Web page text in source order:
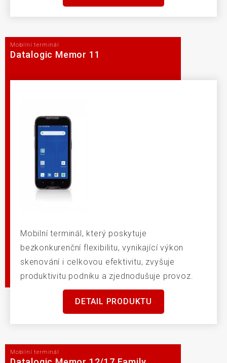
Mobilní terminál
Datalogic Memor 11
Mobilní terminál, který poskytuje
bezkonkurenční flexibilitu, vynikající výkon
skenování i celkovou efektivitu, zvyšuje
produktivitu podniku a zjednodušuje provoz.
DETAIL PRODUKTU
Mobilní terminál